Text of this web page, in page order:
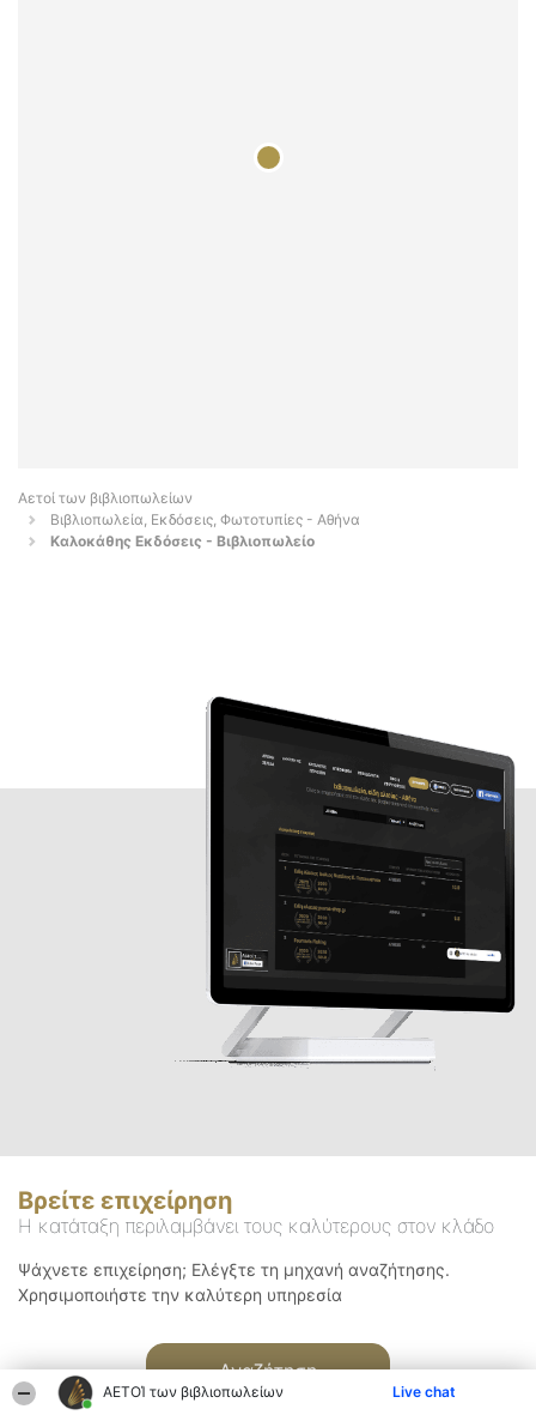
ΑΕΤΟΊ των βιβλιοπωλείων Live chat
Αετοί των βιβλιοπωλείων
Βιβλιοπωλεία, Εκδόσεις, Φωτοτυπίες - Αθήνα
Καλοκάθης Εκδόσεις - Βιβλιοπωλείο
Βρείτε επιχείρηση
Η κατάταξη περιλαμβάνει τους καλύτερους στον κλάδο
Ψάχνετε επιχείρηση; Ελέγξτε τη μηχανή αναζήτησης.
Χρησιμοποιήστε την καλύτερη υπηρεσία
Αναζήτηση